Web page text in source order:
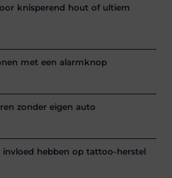
knisperend hout of ultiem
met een alarmknop
zonder eigen auto
hebben op tattoo-herstel